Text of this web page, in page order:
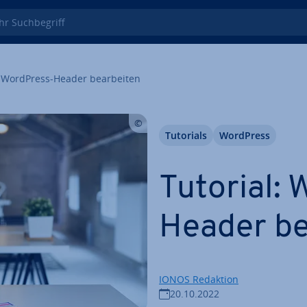
Such­be­griff
WordPress-Header be­ar­bei­ten
Tutorial:
Header
IONOS Redaktion
20.10.2022
Tutorials WordPress